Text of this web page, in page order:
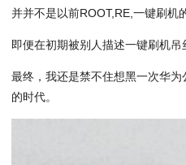
并并不是以前ROOT,RE,一键刷机
即便在初期被别人描述一键刷机
最终，我还是禁不住想黑一次华
的时代。